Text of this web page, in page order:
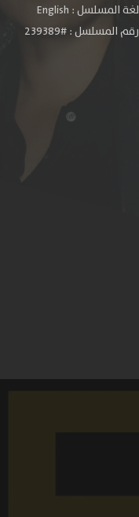
لغة المسلسل : English
رقم المسلسل : #239389